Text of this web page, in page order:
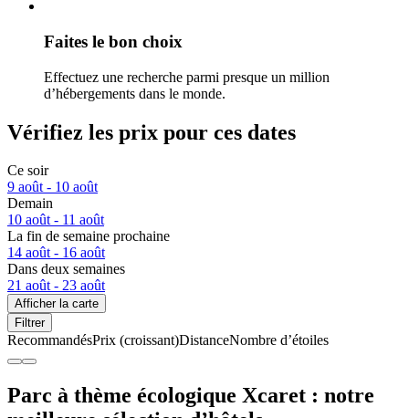
Faites le bon choix
Effectuez une recherche parmi presque un million
d’hébergements dans le monde.
Vérifiez les prix pour ces dates
Ce soir
9 août - 10 août
Demain
10 août - 11 août
La fin de semaine prochaine
14 août - 16 août
Dans deux semaines
21 août - 23 août
Afficher la carte
Filtrer
RecommandésPrix (croissant)DistanceNombre d’étoiles
Parc à thème écologique Xcaret : notre